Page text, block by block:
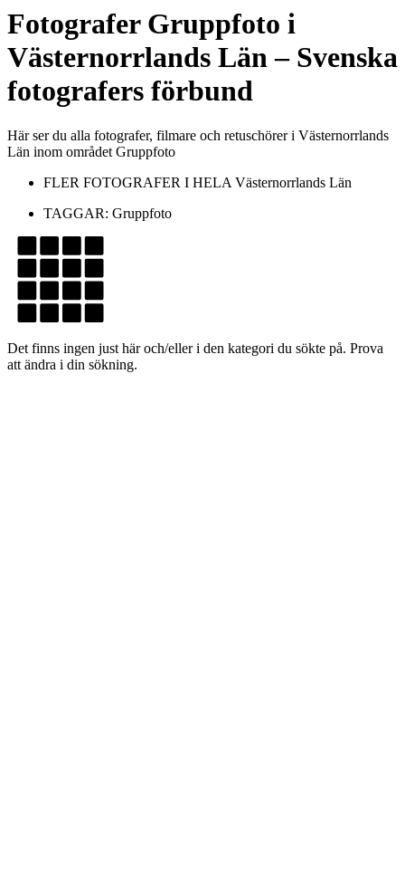
Fotografer Gruppfoto i
Västernorrlands Län– Svenska
fotografers förbund
Här ser du alla fotografer, filmare och retuschörer i Västernorrlands
Län inom området Gruppfoto
FLER FOTOGRAFER I HELA Västernorrlands Län
TAGGAR: Gruppfoto
Det finns ingen just här och/eller i den kategori du sökte på. Prova
att ändra i din sökning.